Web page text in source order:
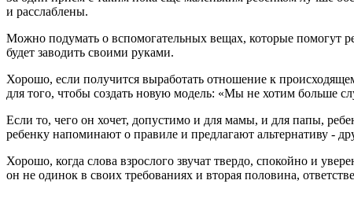
и расслаблены.
Можно подумать о вспомогательных вещах, которые помогут
будет заводить своими руками.
Хорошо, если получится выработать отно­шение к
для того, чтобы создать новую модель: «Мы не хотим больше
Если то, чего он хочет, допустимо и для мамы, и для папы,
ребенку напоминают о правиле и предлагают альтернативу -
Хорошо, когда слова взрослого звучат твердо, спокойно и
он не одинок в своих тре­бованиях и вторая половина,